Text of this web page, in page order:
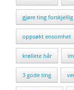
gjøre ting forskjellig
oppsøkt ensomhet
krøllete hår
3 gode ting